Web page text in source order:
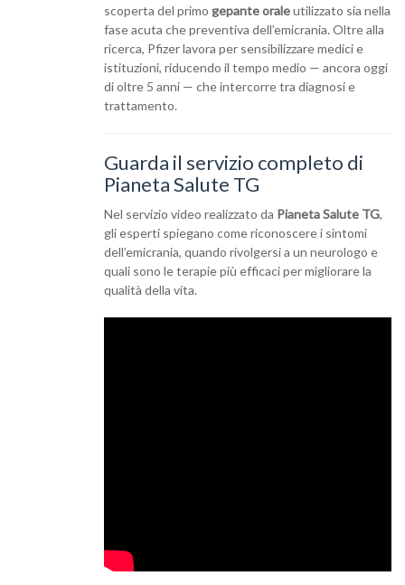
scoperta del primo gepante oraleutilizzato sia nella
fase acuta che preventiva dell’emicrania. Oltre alla
ricerca, Pfizer lavora per sensibilizzare medici e
istituzioni, riducendo il tempo medio — ancora oggi
di oltre 5 anni — che intercorre tra diagnosi e
trattamento.
Guarda il servizio completo di
Pianeta Salute TG
Nel servizio video realizzato da Pianeta Salute TG,
gli esperti spiegano come riconoscere i sintomi
dell’emicrania, quando rivolgersi a un neurologo e
quali sono le terapie più efficaci per migliorare la
qualità della vita.